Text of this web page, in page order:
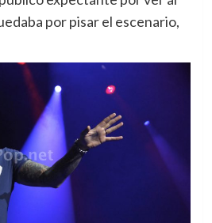
por pisar el escenario,